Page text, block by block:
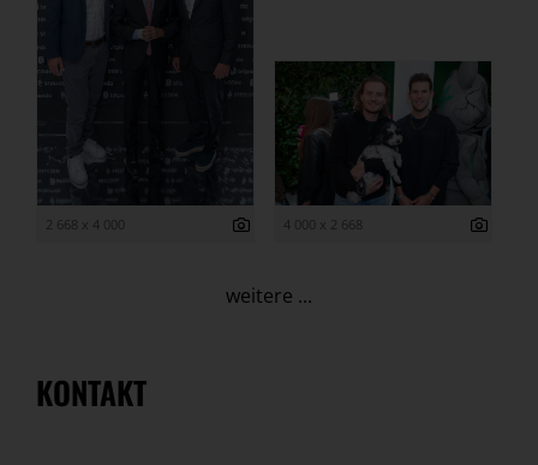
2 668 x 4 000 4 000 x 2 668
weitere ...
KONTAKT